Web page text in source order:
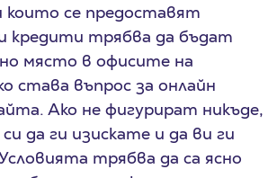
се предоставят
кредити трябва да бъдат
място в офисите на
става въпрос за онлайн
Ако не фигурират никъде,
да ги изискате и да ви ги
трябва да са ясно